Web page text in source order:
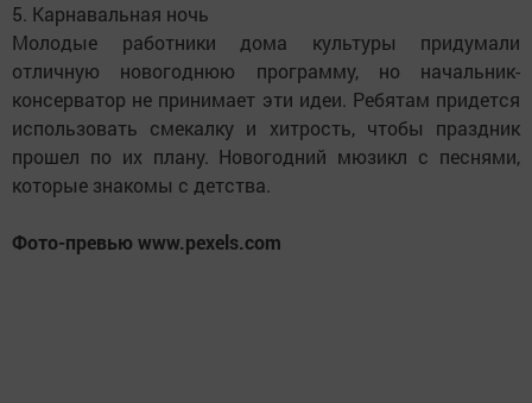
5. Карнавальная ночь
Молодые работники дома культуры придумали
отличную новогоднюю программу, но начальник-
консерватор не принимает эти идеи. Ребятам придется
использовать смекалку и хитрость, чтобы праздник
прошел по их плану. Новогодний мюзикл с песнями,
которые знакомы с детства.
Фото-превью www.pexels.com